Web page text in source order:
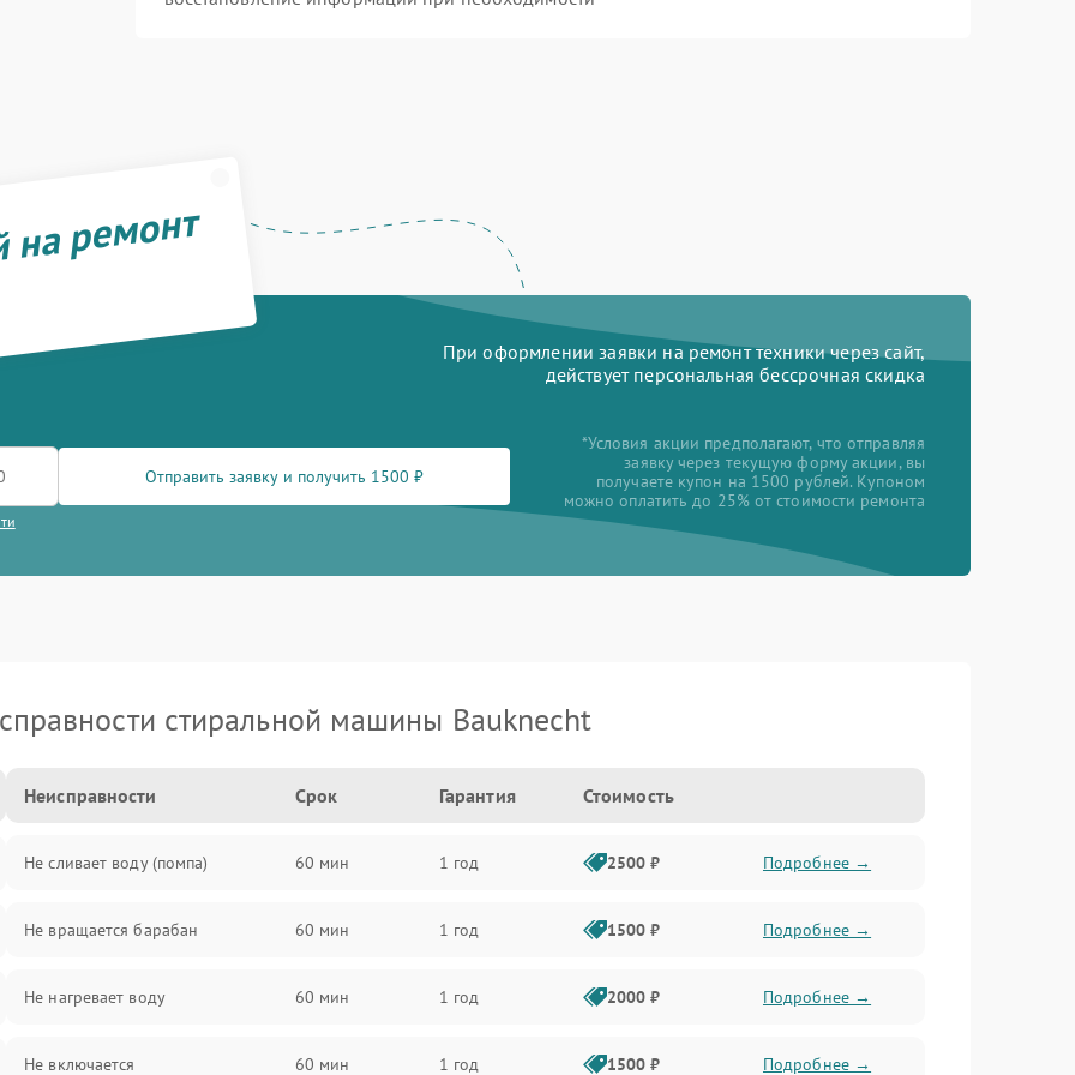
ремонт
При оформлении заявки на ремонт техники через сайт,
действует персональная бессрочная скидка
Отправить заявку и получить 1500 ₽
*Условия акции предполагают, что отправляя
заявку через текущую форму акции, вы
получаете купон на 1500 рублей. Купоном
можно оплатить до 25% от стоимости ремонта
стиральной машины Bauknecht
Неисправности Срок Гарантия Стоимость
Не сливает воду (помпа) 60 мин 1 год 2500 ₽ Подробнее →
Не вращается барабан 60 мин 1 год 1500 ₽ Подробнее →
Не нагревает воду 60 мин 1 год 2000 ₽ Подробнее →
Не включается 60 мин 1 год 1500 ₽ Подробнее →